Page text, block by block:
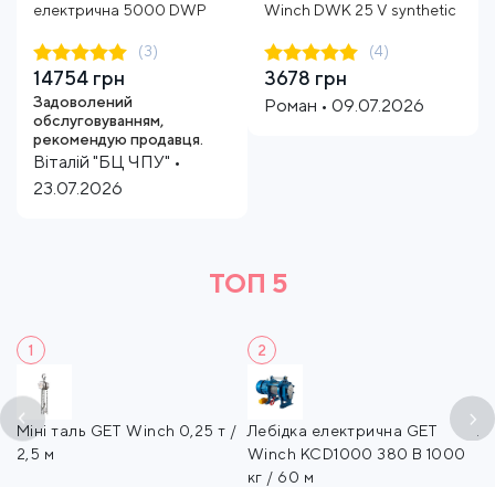
електрична 5000 DWP
(3)
14754 грн
Задоволений
обслуговуванням,
рекомендую продавця.
Віталій "БЦ ЧПУ" •
23.07.2026
Winch DWK 25 V synthetic
(4)
3678 грн
Роман • 09.07.2026
ТОП 5
1
Міні таль GET Winch 0,25 т /
2,5 м
2
Лебідка електрична GET
Winch KCD1000 380 В 1000
кг / 60 м